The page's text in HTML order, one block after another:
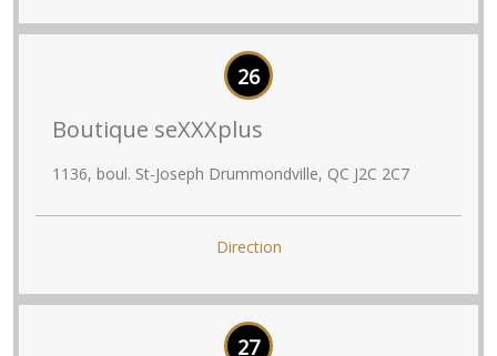
26
Boutique seXXXplus
1136, boul. St-Joseph Drummondville, QC J2C 2C7
Direction
27